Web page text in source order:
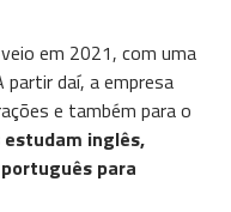
veio em 2021, com uma
daí, a empresa
e também para o
estudam inglês,
para